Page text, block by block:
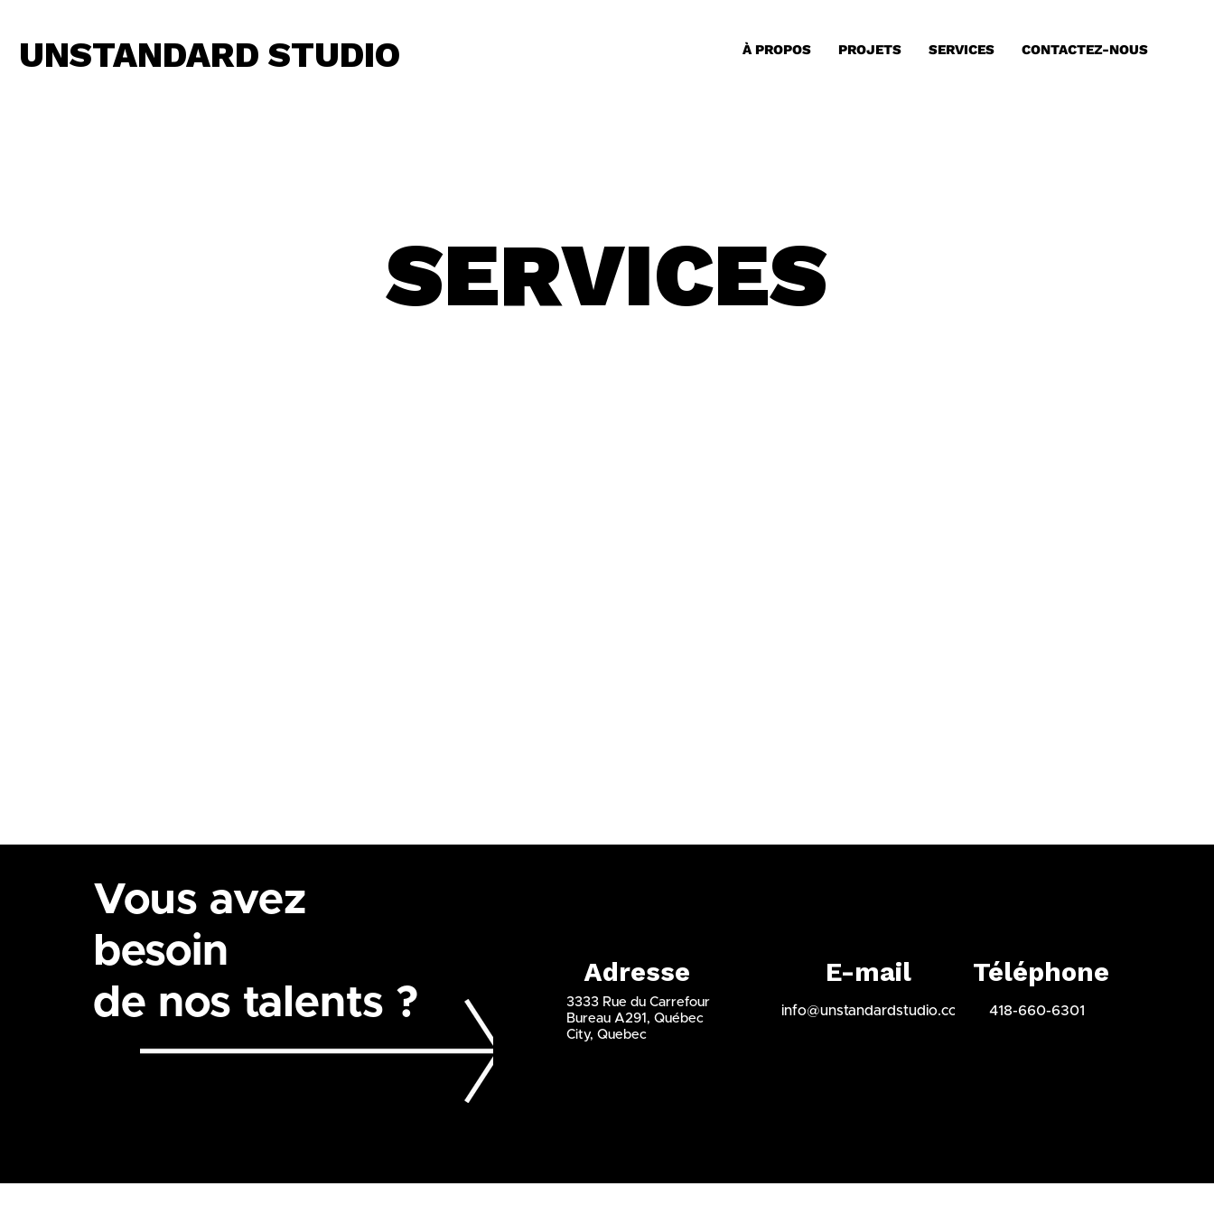
UNSTANDARD STUDIO À PROPOS PROJETS SERVICES CONTACTEZ-NOUS
SERVICES
Vous avez
besoin
de nos talents ?
Adresse
3333 Rue du Carrefour
Bureau A291, Québec
City, Quebec
E-mail
info@unstandardstudio.com
Téléphone
418-660-6301